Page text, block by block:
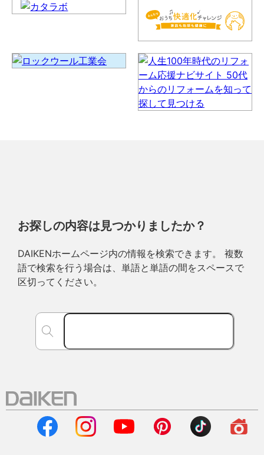
お探しの内容は見つかりましたか？
DAIKENホームページ内の情報を検索できます。 複数
語で検索を行う場合は、単語と単語の間をスペースで
区切ってください。